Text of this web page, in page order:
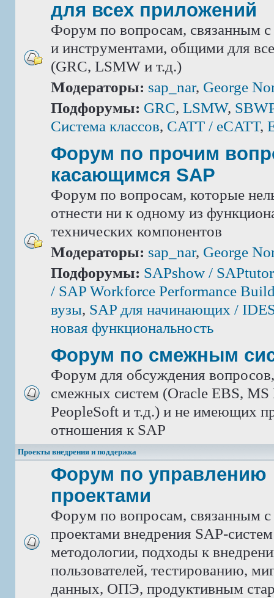
для всех приложений
Форум по вопросам, связанным
и инструментами, общими для
(GRC, LSMW и т.д.)
Модераторы: sap_nar, George
Подфорумы: GRC, LSMW,
Система классов, CATT / eCATT,
Форум по прочим
касающимся SAP
Форум по вопросам, которые
отнести ни к одному из
технических компонентов
Модераторы: sap_nar, George
Подфорумы: SAPshow / SAPtutor
/ SAP Workforce Performance
вузы, SAP для начинающих /
новая функциональность
Форум по смежным
Форум для обсуждения
смежных систем (Oracle EBS,
PeopleSoft и т.д.) и не имеющих
отношения к SAP
Проекты внедрения и поддержка
Форум по управлению
проектами
Форум по вопросам, связанным с
проектами внедрения SAP-
методологии, подходы к
пользователей, тестированию,
данных, ОПЭ, продуктивным